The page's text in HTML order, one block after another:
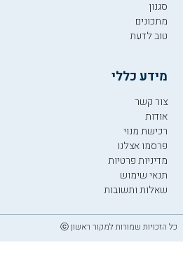
סגנון
מתכונים
טוב לדעת
מידע כללי
צור קשר
אודות
רכישת מנוי
פרסמו אצלנו
מדיניות פרטיות
תנאי שימוש
שאלות ותשובות
כל הזכויות שמורות למקור ראשון ⓒ